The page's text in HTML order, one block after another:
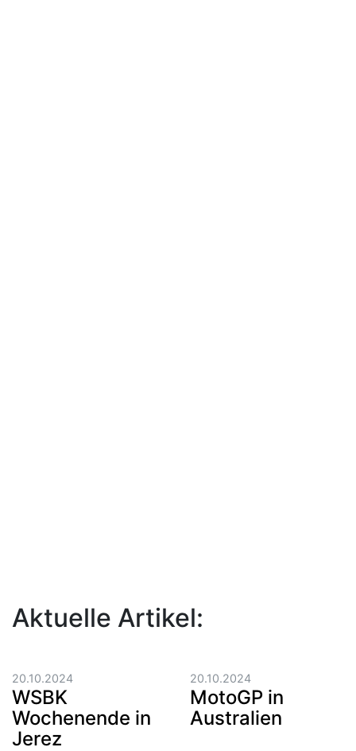
Aktuelle Artikel:
20.10.2024
WSBK
Wochenende in
Jerez
20.10.2024
MotoGP in
Australien